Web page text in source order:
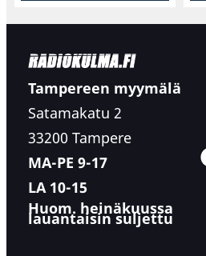
Tampereen myymälä
Satamakatu 2
33200 Tampere
MA-PE 9-17
LA 10-15
Huom. heinäkuussa
lauantaisin suljettu